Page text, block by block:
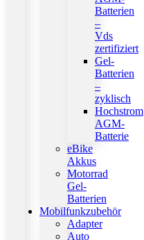
Batterien
–
Vds
zertifiziert
Gel-
Batterien
–
zyklisch
Hochstrom
AGM-
Batterie
eBike
Akkus
Motorrad
Gel-
Batterien
Mobilfunkzubehör
Adapter
Auto